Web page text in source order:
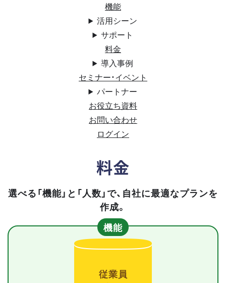
機能
活用シーン
サポート
料金
導入事例
セミナー・イベント
パートナー
お役立ち資料
お問い合わせ
ログイン
料金
選べる「機能」と「人数」で、自社に最適なプランを
作成。
機能
従業員